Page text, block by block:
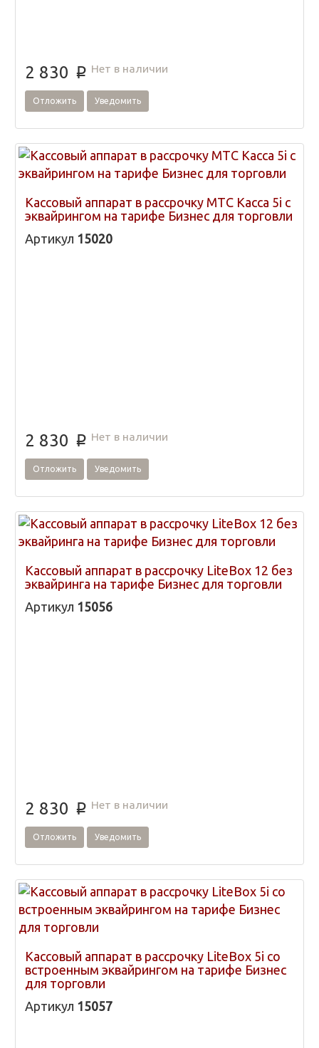
2 830 p Нет в наличии
Отложить Уведомить
Кассовый аппарат в рассрочку МТС Касса 5i с
эквайрингом на тарифе Бизнес для торговли
Артикул 15020
2 830 p Нет в наличии
Отложить Уведомить
Кассовый аппарат в рассрочку LiteBox 12 без
эквайринга на тарифе Бизнес для торговли
Артикул 15056
2 830 p Нет в наличии
Отложить Уведомить
Кассовый аппарат в рассрочку LiteBox 5i со
встроенным эквайрингом на тарифе Бизнес
для торговли
Артикул 15057